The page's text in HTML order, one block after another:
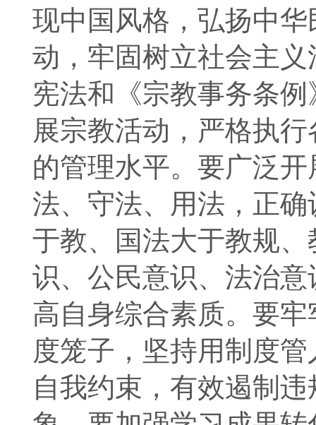
现中国风格，弘扬中
动，牢固树立社会主
宪法和《宗教事务条
展宗教活动，严格执
的管理水平。要广泛
法、守法、用法，正
于教、国法大于教规
识、公民意识、法治
高自身综合素质。要
度笼子，坚持用制度
自我约束，有效遏制